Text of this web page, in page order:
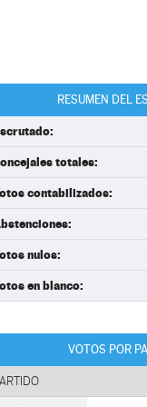
RESUMEN DEL
totales:
contabilizados:
nulos:
en blanco:
VOTOS POR